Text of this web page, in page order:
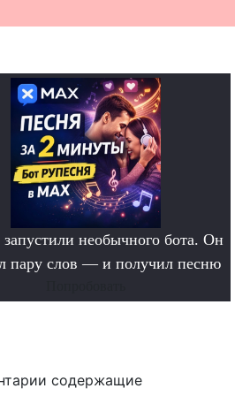
необычного бота. Он
пару слов — и получил песню
содержащие